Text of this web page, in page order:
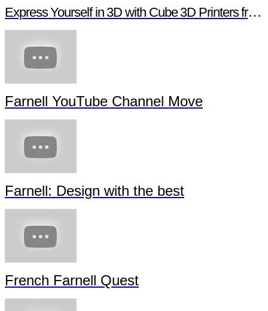
Express Yourself in 3D with Cube 3D Printers from Newark element14
Farnell YouTube Channel Move
Farnell: Design with the best
French Farnell Quest